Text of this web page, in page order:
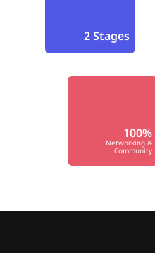
2 Stages
100%
Networking &
Community